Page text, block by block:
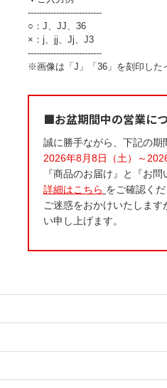
--------------------------
○：J、JJ、36
×：j、jj、Jj、J3
--------------------------
※画像は「J」「36」を刻印した
■お盆期間中の営業に
誠に勝手ながら、下記の期
2026年8月8日（土）～
『商品のお届け』と『お
詳細はこちら をご確認くだ
ご迷惑をおかけいたしま
い申し上げます。